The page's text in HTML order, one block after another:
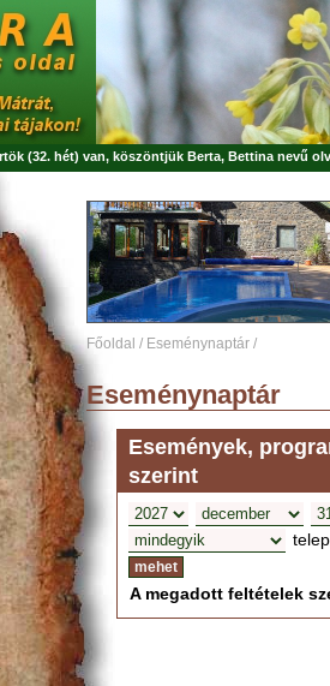
(32. hét) van, köszöntjük Berta, Bettina nevű
Főoldal / Eseménynaptár /
Eseménynaptár
Események,
szerint
A megadott feltételek